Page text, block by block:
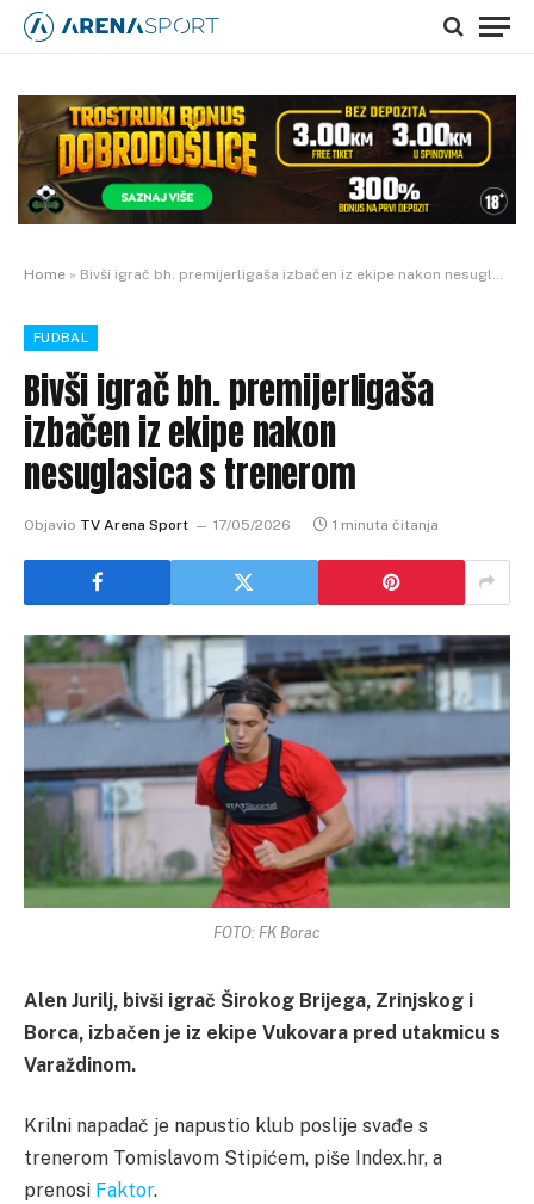
Home » Bivši igrač bh. premijerligaša izbačen iz ekipe nakon nesuglasica s trenerom
FUDBAL
Bivši igrač bh. premijerligaša
izbačen iz ekipe nakon
nesuglasica s trenerom
Objavio TV Arena Sport 17/05/2026 1 minuta čitanja
FOTO: FK Borac
Alen Jurilj, bivši igrač Širokog Brijega, Zrinjskog i
Borca, izbačen je iz ekipe Vukovara pred utakmicu s
Varaždinom.
Krilni napadač je napustio klub poslije svađe s
trenerom Tomislavom Stipićem, piše Index.hr, a
prenosi Faktor.